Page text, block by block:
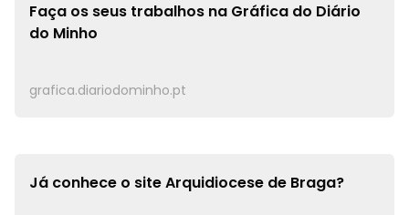
Faça os seus trabalhos na Gráfica do Diário
do Minho
grafica.diariodominho.pt
Já conhece o siteArquidiocese de Braga?